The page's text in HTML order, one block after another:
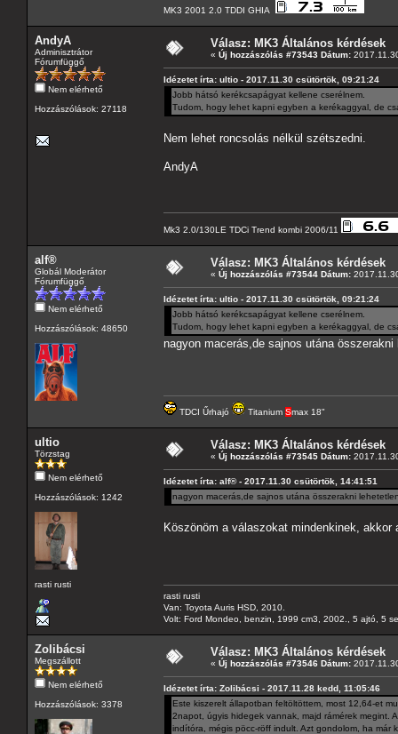
MK3 2001 2.0 TDDI GHIA
AndyA
Adminisztrátor
Fórumfüggő
Nem elérhető
Hozzászólások: 27118
Válasz: MK3 Általános kérdések
« Új hozzászólás #73543 Dátum:
Idézetet írta: ultio - 2017.11.30 csütörtök, 09:21:24
Jobb hátsó kerékcsapágyat kellene cserélnem.
Tudom, hogy lehet kapni egyben a kerékaggyal, de
Nem lehet roncsolás nélkül szétszedni.
AndyA
Mk3 2.0/130LE TDCi Trend kombi 2006/11
alf®
Globál Moderátor
Fórumfüggő
Nem elérhető
Hozzászólások: 48650
Válasz: MK3 Általános kérdések
« Új hozzászólás #73544 Dátum:
Idézetet írta: ultio - 2017.11.30 csütörtök, 09:21:24
Jobb hátsó kerékcsapágyat kellene cserélnem.
Tudom, hogy lehet kapni egyben a kerékaggyal, de
nagyon macerás,de sajnos utána összerakni
TDCI Űrhajó Titanium Smax 18"
ultio
Törzstag
Nem elérhető
Hozzászólások: 1242
rasti rusti
Válasz: MK3 Általános kérdések
« Új hozzászólás #73545 Dátum:
Idézetet írta: alf® - 2017.11.30 csütörtök, 14:41:51
nagyon macerás,de sajnos utána összerakni
Köszönöm a válaszokat mindenkinek, akkor
rasti rusti
Van: Toyota Auris HSD, 2010.
Volt: Ford Mondeo, benzin, 1999 cm3, 2002., 5 ajtó, 5
Zolibácsi
Megszállott
Nem elérhető
Hozzászólások: 3378
Válasz: MK3 Általános kérdések
« Új hozzászólás #73546 Dátum:
Idézetet írta: Zolibácsi - 2017.11.28 kedd, 11:05:46
Este kiszerelt állapotban feltöltöttem, most 12,64-et
2napot, úgyis hidegek vannak, majd rámérek megint.
indítóra, mégis pöcc-röff indult. Azt gondolom, ha